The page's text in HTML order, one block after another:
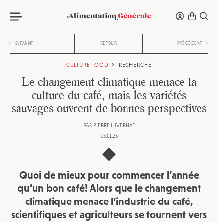
SUIVANT RETOUR PRÉCÉDENT
CULTURE FOOD RECHERCHE
Le changement climatique menace la
culture du café, mais les variétés
sauvages ouvrent de bonnes perspectives
PAR PIERRE HIVERNAT
03.01.25
Quoi de mieux pour commencer l’année
qu’un bon café! Alors que le changement
climatique menace l’industrie du café,
scientifiques et agriculteurs se tournent vers